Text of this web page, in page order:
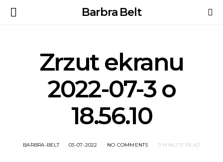
Barbra Belt
Zrzut ekranu
2022-07-3 o
18.56.10
BARBRA-BELT 03-07-2022 NO COMMENTS 0 MINUTE READ